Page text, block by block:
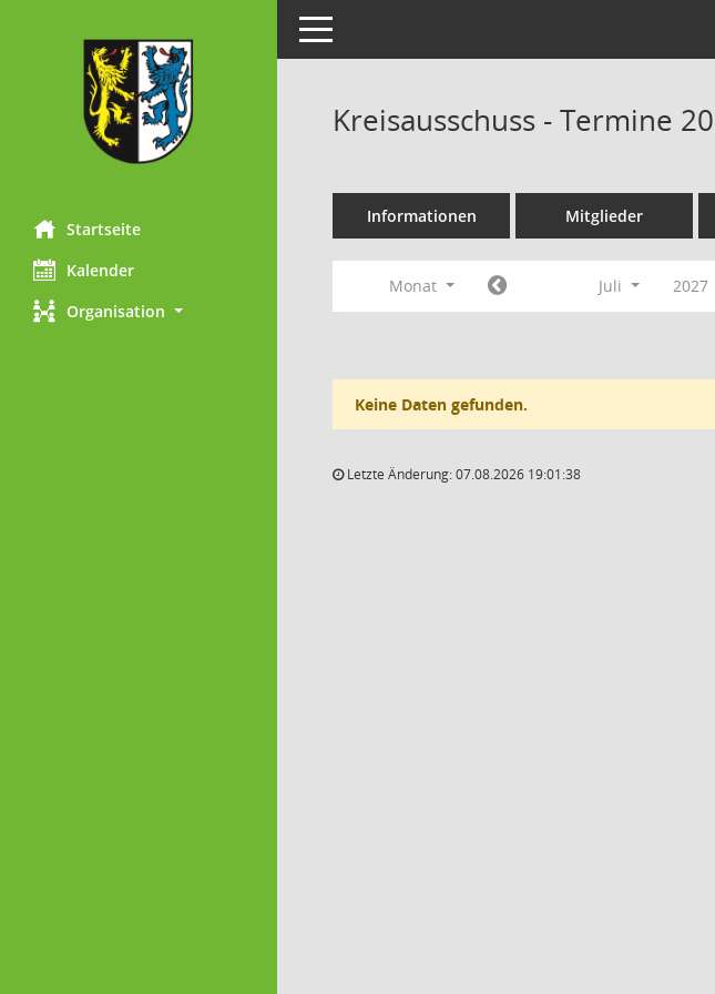
Startseite
Kalender
Organisation
Toggle navigation
Kreisausschuss - Termine
Informationen Mitglieder
Monat Juli 2027
Keine Daten gefunden.
Letzte Änderung: 07.08.2026 19:01:38